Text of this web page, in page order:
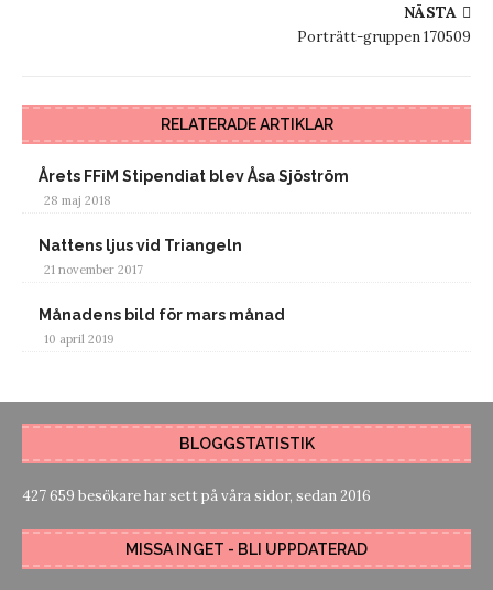
NÄSTA
Porträtt-gruppen 170509
RELATERADE ARTIKLAR
Årets FFiM Stipendiat blev Åsa Sjöström
28 maj 2018
Nattens ljus vid Triangeln
21 november 2017
Månadens bild för mars månad
10 april 2019
BLOGGSTATISTIK
427 659 besökare har sett på våra sidor, sedan 2016
MISSA INGET - BLI UPPDATERAD